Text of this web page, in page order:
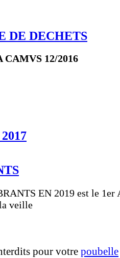
DE DECHETS
12/2016
EN 2019 est le 1er
veille
pour votre poubelle